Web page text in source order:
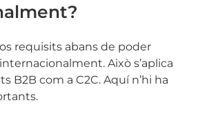
requisits abans de poder
Això s’aplica
B2B com a C2C. Aquí n’hi ha